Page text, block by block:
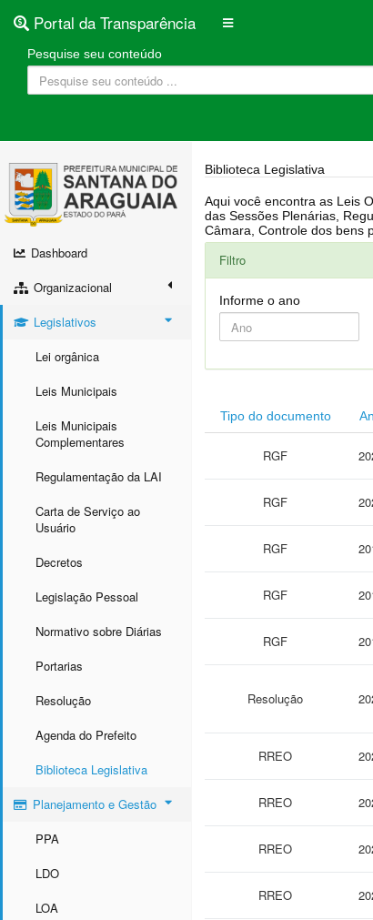
Portal da Transparência
Pesquise seu conteúdo
Dashboard
Organizacional
Legislativos
Lei orgânica
Leis Municipais
Leis Municipais
Complementares
Regulamentação da LAI
Carta de Serviço ao
Usuário
Decretos
Legislação Pessoal
Normativo sobre Diárias
Portarias
Resolução
Agenda do Prefeito
Biblioteca Legislativa
Planejamento e Gestão
PPA
LDO
LOA
Biblioteca Legislativa
Aqui você encontra as Leis Ordinárias, Leis Complementares, Portarias, Decretos, Atas, PPA, LDO, LOA,
das Sessões Plenárias, Regulamentação da LAI, Atos de Julgamento do Governo, Agenda Externa do presidente, Relatório do Controle Interno, Projetos em tramitação na
Filtro
Informe o ano
Tipo do documento
RGF
RGF
RGF
RGF
RGF
Resolução
RREO
RREO
RREO
RREO